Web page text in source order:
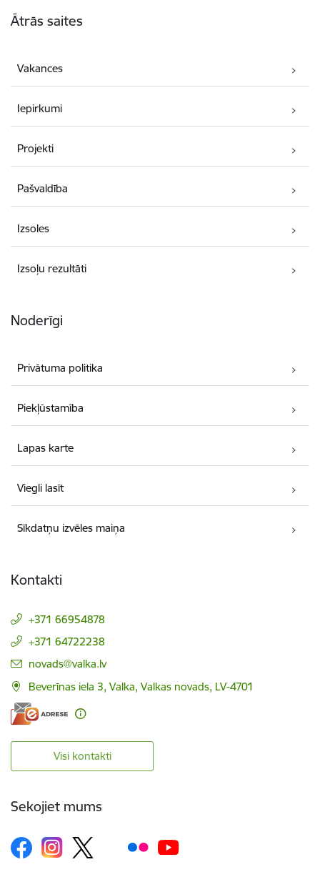
Ātrās saites
Vakances
Iepirkumi
Projekti
Pašvaldība
Izsoles
Izsoļu rezultāti
Noderīgi
Privātuma politika
Piekļūstamība
Lapas karte
Viegli lasīt
Sīkdatņu izvēles maiņa
Kontakti
+371 66954878
+371 64722238
E-pasts:
novads@valka.lv
Beverīnas iela 3, Valka, Valkas novads, LV-4701
Visi kontakti
Sekojiet mums